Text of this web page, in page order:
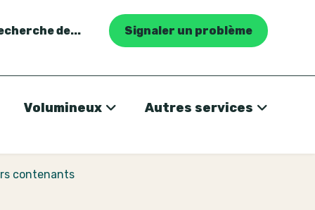
de... Signaler un problème
Volumineux Autres services
contenants